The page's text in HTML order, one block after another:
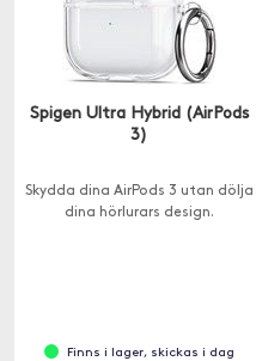
Spigen Ultra Hybrid (AirPods
3)
Skydda dina AirPods 3 utan dölja
dina hörlurars design.
Finns i lager, skickas i dag